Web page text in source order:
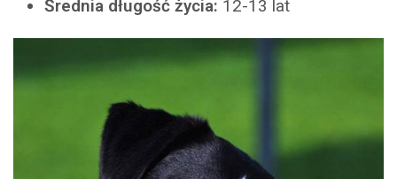
Średnia długość życia: 12-13 lat